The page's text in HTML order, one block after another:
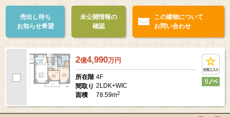
売出し待ち
お知らせ希望
未公開情報の
確認
この建物について
お問い合わせ
2億4,990万円
所在階 4F
間取り 2LDK+WIC
面積
78.59m2